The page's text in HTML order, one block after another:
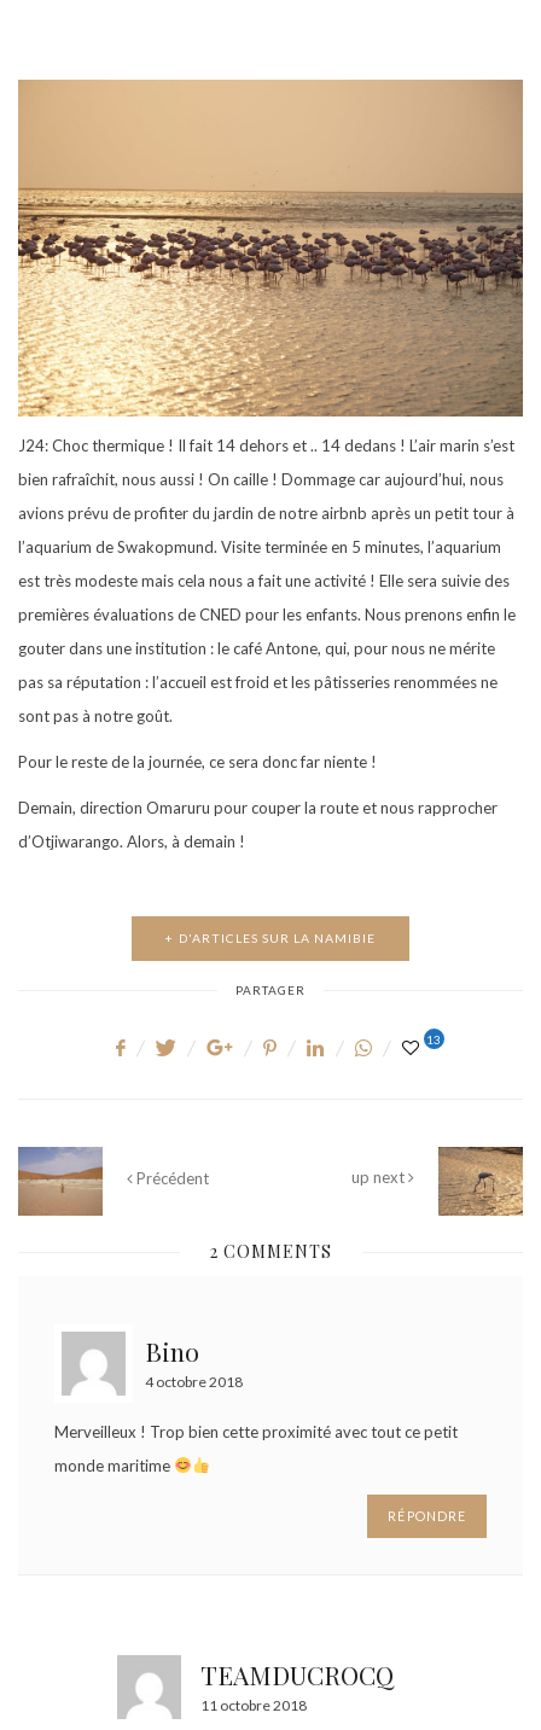
J24: Choc thermique ! Il fait 14 dehors et .. 14 dedans ! L’air marin s’est
bien rafraîchit, nous aussi ! On caille ! Dommage car aujourd’hui, nous
avions prévu de profiter du jardin de notre airbnb après un petit tour à
l’aquarium de Swakopmund. Visite terminée en 5 minutes, l’aquarium
est très modeste mais cela nous a fait une activité ! Elle sera suivie des
premières évaluations de CNED pour les enfants. Nous prenons enfin le
gouter dans une institution : le café Antone, qui, pour nous ne mérite
pas sa réputation : l’accueil est froid et les pâtisseries renommées ne
sont pas à notre goût.
Pour le reste de la journée, ce sera donc far niente !
Demain, direction Omaruru pour couper la route et nous rapprocher
d’Otjiwarango. Alors, à demain !
+ D'ARTICLES SUR LA NAMIBIE
PARTAGER
13
Précédent up next
2 COMMENTS
Bino
4 octobre 2018
Merveilleux ! Trop bien cette proximité avec tout ce petit
monde maritime
RÉPONDRE
TEAMDUCROCQ
11 octobre 2018